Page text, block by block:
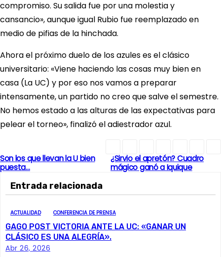
compromiso. Su salida fue por una molestia y
cansancio», aunque igual Rubio fue reemplazado en
medio de pifias de la hinchada.
Ahora el próximo duelo de los azules es el clásico
universitario: «Viene haciendo las cosas muy bien en
casa (La UC) y por eso nos vamos a preparar
intensamente, un partido no creo que salve el semestre.
No hemos estado a las alturas de las expectativas para
pelear el torneo», finalizó el adiestrador azul.
N
e
g
¿Sirvio el apretón? Cuadro
mágico ganó a Iquique
Son los que llevan la U bien
puesta…
Entrada relacionada
ACTUALIDAD CONFERENCIA DE PRENSA
GAGO POST VICTORIA ANTE LA UC: «GANAR UN
CLÁSICO ES UNA ALEGRÍA».
Abr 26, 2026